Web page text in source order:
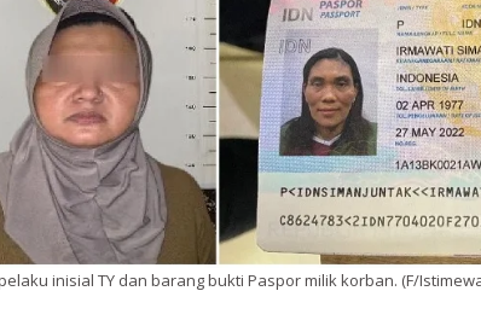
inisial TY dan barang bukti Paspor milik korban. (F/